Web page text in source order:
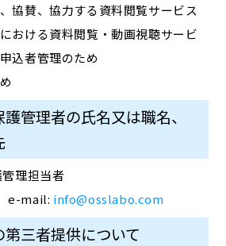
協賛、協力する資料閲覧サービス
おける資料閲覧・動画視聴サービ
込者管理のため
管理者の氏名又は職名、
理担当者
e-mail: info@osslabo.com
第三者提供について